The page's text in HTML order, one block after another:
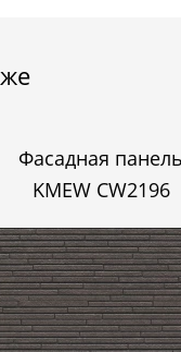
Фасадная
KMEW CW2196